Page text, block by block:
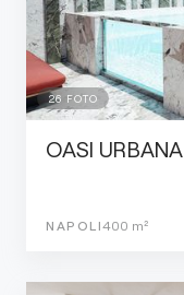
26 FOTO
OASI URBANA
NAPOLI400 m²